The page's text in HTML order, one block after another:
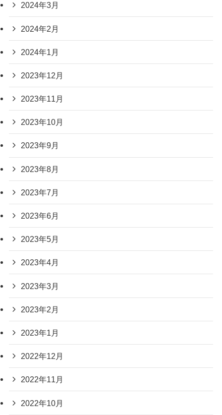
2024年3月
2024年2月
2024年1月
2023年12月
2023年11月
2023年10月
2023年9月
2023年8月
2023年7月
2023年6月
2023年5月
2023年4月
2023年3月
2023年2月
2023年1月
2022年12月
2022年11月
2022年10月